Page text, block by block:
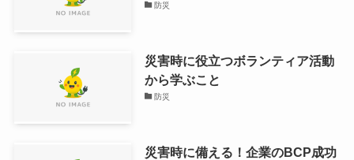
防災
災害時に役立つボランティア活動
から学ぶこと
防災
災害時に備える！企業のBCP成功